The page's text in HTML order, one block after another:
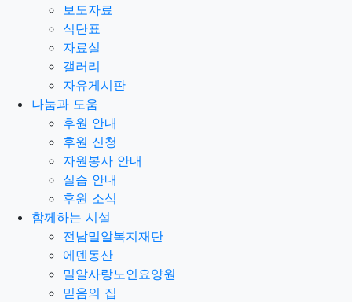
보도자료
식단표
자료실
갤러리
자유게시판
나눔과 도움
후원 안내
후원 신청
자원봉사 안내
실습 안내
후원 소식
함께하는 시설
전남밀알복지재단
에덴동산
밀알사랑노인요양원
믿음의 집